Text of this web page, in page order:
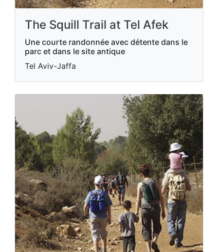
The Squill Trail at Tel Afek
Une courte randonnée avec détente dans le
parc et dans le site antique
Tel Aviv-Jaffa